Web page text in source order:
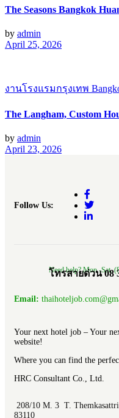
The Seasons Bangkok
by admin
April 25, 2026
งานโรงแรมกรุงเทพ
The Langham, Custom
by admin
April 23, 2026
Follow Us:
Need help? Mon.-Sat.
โทรสายด่วน 08
Email:
Your next hotel job – Your
website!
Where you can find the
HRC Consultant Co., Ltd.
208/10 M. 3 T.
83110